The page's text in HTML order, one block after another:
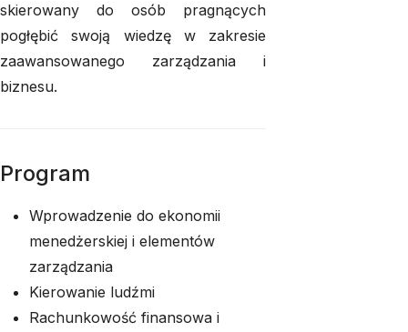
skierowany do osób pragnących
pogłębić swoją wiedzę w zakresie
zaawansowanego zarządzania i
biznesu.
Program
Wprowadzenie do ekonomii
menedżerskiej i elementów
zarządzania
Kierowanie ludźmi
Rachunkowość finansowa i